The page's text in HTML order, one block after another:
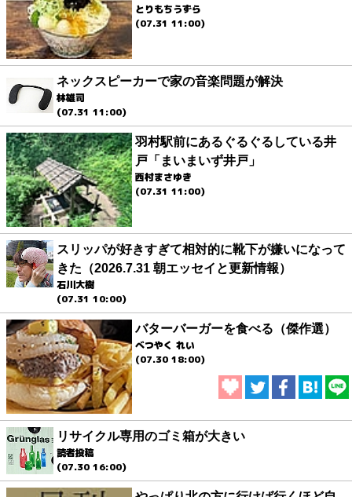
とりもちうずら
(07.31 11:00)
ネックスピーカーで家の音楽問題が解決
林雄司
(07.31 11:00)
羽村駅前にあるぐるぐるしている井
戸「まいまいず井戸」
西村まさゆき
(07.31 11:00)
スリッパが好きすぎて相対的に靴下が嫌いになって
きた（2026.7.31 朝エッセイと更新情報）
石川大樹
(07.31 10:00)
バターバーガーを食べる（傑作選）
べつやく れい
(07.30 18:00)
リサイクル専用のゴミ箱が大きい
読者投稿
(07.30 16:00)